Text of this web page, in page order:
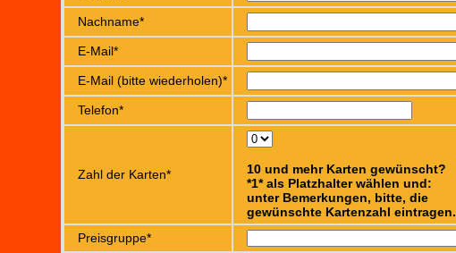
Nachname*
E-Mail*
E-Mail (bitte wiederholen)*
Telefon*
Zahl der Karten*
10 und mehr Karten gewünscht?
*1* als Platzhalter wählen und:
unter Bemerkungen, bitte, die
gewünschte Kartenzahl eintragen.
Preisgruppe*